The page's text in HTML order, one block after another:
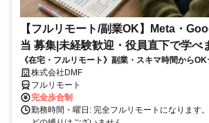
【フルリモート/副業OK】Meta・
当 募集|未経験歓迎・役員直下で学べ
《在宅・フルリモート》副業・スキマ時間から
OK／未経験から広告運用スキルが身につく♪／週2
国どこでも／将来はフルコミットも目指せる！
株式会社DMF
フルリモート
完全歩合制
勤務時間・曜日: 完全フルリモートになります